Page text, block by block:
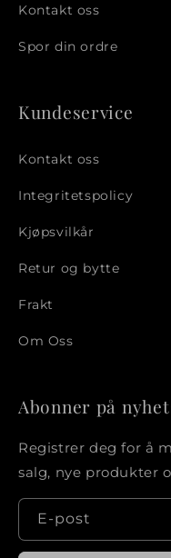
Kontakt oss
Spor din ordre
Kundeservice
Kontakt oss
Integritetspolicy
Kjøpsvilkår
Retur og bytte
Frakt
Om Oss
Abonner på
Registrer deg for å
salg, nye produkter
E-post